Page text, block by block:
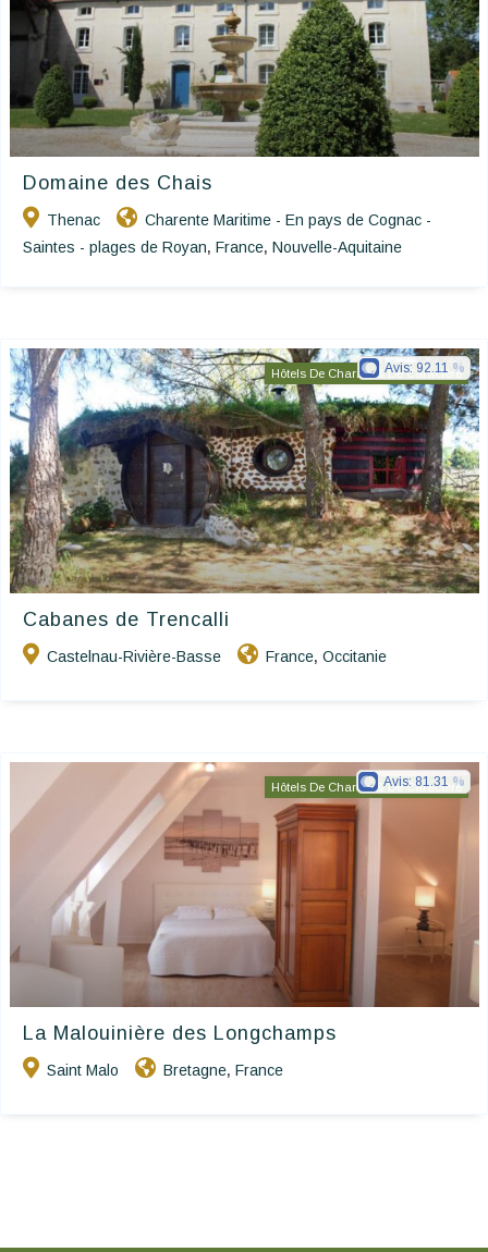
Domaine des Chais
Thenac
Charente Maritime - En pays de Cognac -
Saintes - plages de Royan, France, Nouvelle-Aquitaine
Hôtels De Charme & De Caractère
Cabanes de Trencalli
Castelnau-Rivière-Basse France, Occitanie
Avis: 92.11
Hôtels De Charme & De Caractère
La Malouinière des Longchamps
Saint Malo Bretagne, France
Avis: 81.31